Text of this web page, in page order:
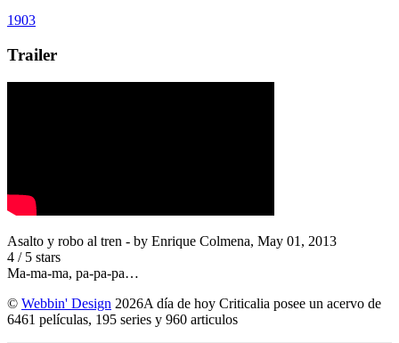
1903
Trailer
Asalto y robo al tren - by Enrique Colmena, May 01, 2013
4 / 5 stars
Ma-ma-ma, pa-pa-pa…
© Webbin' Design 2026A día de hoy Criticalia posee un acervo de
6461 películas, 195 series y 960 articulos